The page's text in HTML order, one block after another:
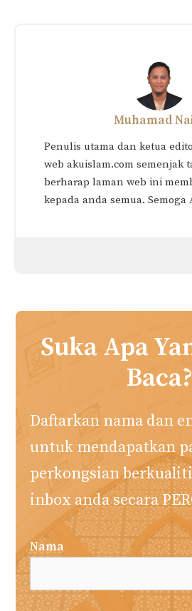
Muhamad
Penulis utama dan ketua
web akuislam.com semenjak
berharap laman web ini
kepada anda semua.
Suka Apa
Baca?
Daftarkan nama dan
untuk mendapatkan
perkongsian
inbox anda secara
Nama